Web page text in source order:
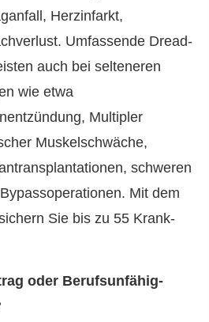
Herzinfarkt,
Umfassende Dread-
auch bei selteneren
wie etwa
Multipler
Muskelschwäche,
schweren
Mit dem
Sie bis zu 55 Krank­
oder Berufs­unfähig­